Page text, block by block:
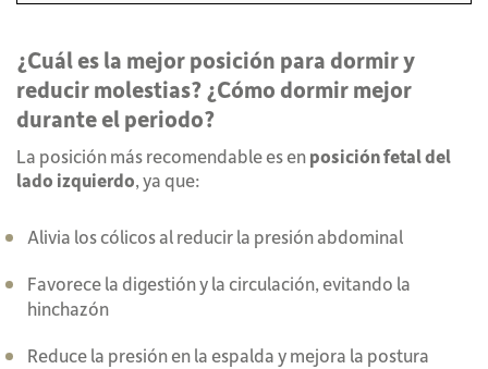
¿Cuál es la mejor posición para dormir y
reducir molestias? ¿Cómo dormir mejor
durante el periodo?
La posición más recomendable es enposición fetal del
lado izquierdo, ya que:
Alivia los cólicos al reducir la presión abdominal
Favorece la digestión y la circulación, evitando la
hinchazón
Reduce la presión en la espalda y mejora la postura